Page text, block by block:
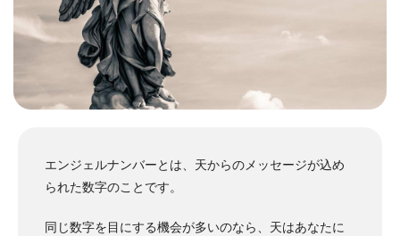
エンジェルナンバーとは、天からのメッセージが込め
られた数字のことです。
同じ数字を目にする機会が多いのなら、天はあなたに